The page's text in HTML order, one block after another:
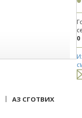
0
| АЗ СГОТВИХ